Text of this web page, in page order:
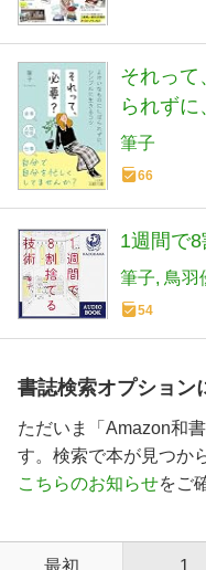
それって
られず
文庫)
筆子
66
1週間で
筆子 鳥羽
54
書誌検索オプション
ただいま「Amazon和
す。検索で本が見つか
こちらのお知らせをご
最初 1